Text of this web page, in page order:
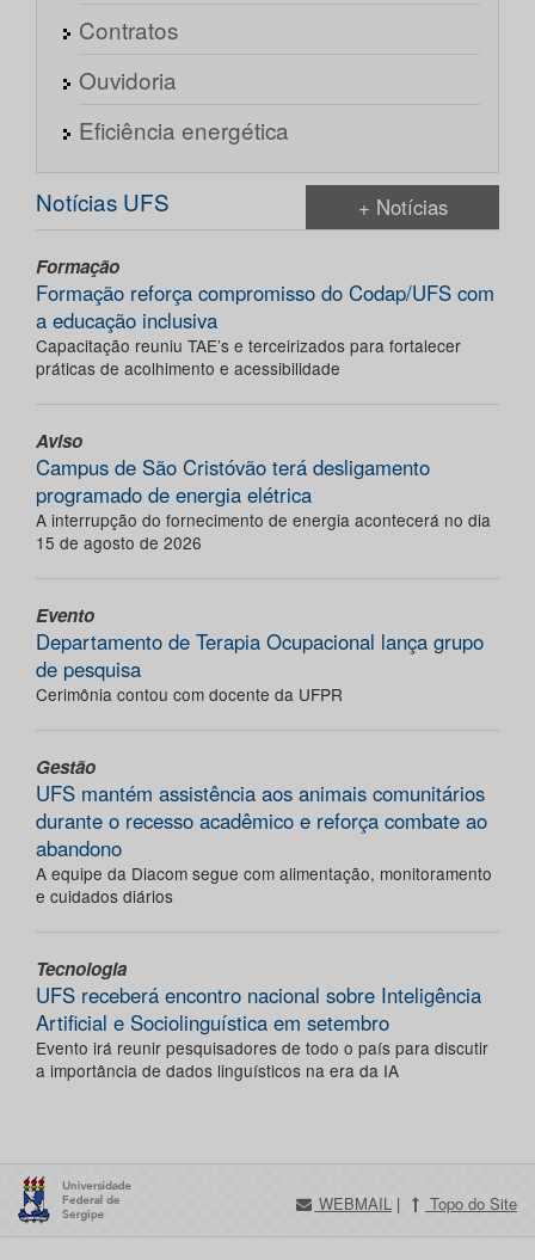
Contratos
Ouvidoria
Eficiência energética
Notícias UFS + Notícias
Formação
Formação reforça compromisso do Codap/UFS com
a educação inclusiva
Capacitação reuniu TAE’s e terceirizados para fortalecer
práticas de acolhimento e acessibilidade
Aviso
Campus de São Cristóvão terá desligamento
programado de energia elétrica
A interrupção do fornecimento de energia acontecerá no dia
15 de agosto de 2026
Evento
Departamento de Terapia Ocupacional lança grupo
de pesquisa
Cerimônia contou com docente da UFPR
Gestão
UFS mantém assistência aos animais comunitários
durante o recesso acadêmico e reforça combate ao
abandono
A equipe da Diacom segue com alimentação, monitoramento
e cuidados diários
Tecnologia
UFS receberá encontro nacional sobre Inteligência
Artificial e Sociolinguística em setembro
Evento irá reunir pesquisadores de todo o país para discutir
a importância de dados linguísticos na era da IA
WEBMAIL | Topo do Site